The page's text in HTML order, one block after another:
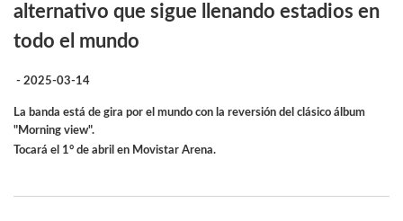
alternativo que sigue llenando estadios en
todo el mundo
- 2025-03-14
La banda está de gira por el mundo con la reversión del clásico álbum
"Morning view".
Tocará el 1° de abril en Movistar Arena.